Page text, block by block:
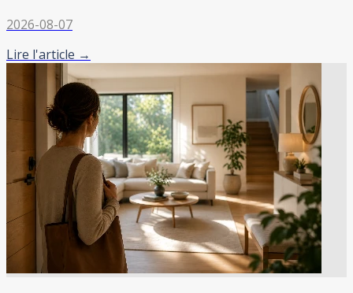
2026-08-07
Lire l'article →